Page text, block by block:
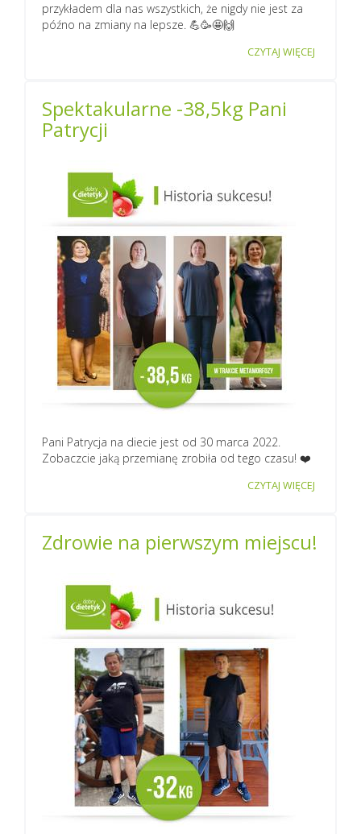
przykładem dla nas wszystkich, że nigdy nie jest za
późno na zmiany na lepsze. 💪🥳🤩🙌
CZYTAJ WIĘCEJ
Spektakularne -38,5kg Pani
Patrycji
Pani Patrycja na diecie jest od 30 marca 2022.
Zobaczcie jaką przemianę zrobiła od tego czasu! ❤️
CZYTAJ WIĘCEJ
Zdrowie na pierwszym miejscu!